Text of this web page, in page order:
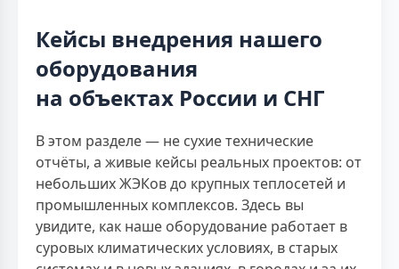
Кейсы внедрения нашего
оборудования
на объектах России и СНГ
В этом разделе — не сухие технические
отчёты, а живые кейсы реальных проектов: от
небольших ЖЭКов до крупных теплосетей и
промышленных комплексов. Здесь вы
увидите, как наше оборудование работает в
суровых климатических условиях, в старых